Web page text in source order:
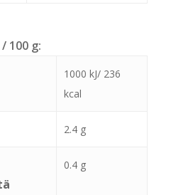
100 g:
1000 kJ/ 236
kcal
2.4 g
0.4 g